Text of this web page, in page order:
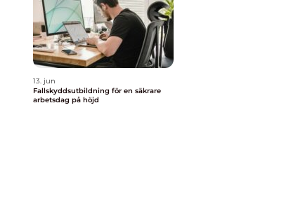
13. jun
Fallskyddsutbildning för en säkrare
arbetsdag på höjd